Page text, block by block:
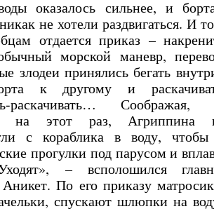
оказалось сильнее, и
не хотели раздвигаться. И
отдается приказ –
морской маневр,
злодеи принялись бегать
к другому и
раскачивать…
на этот раз, Агриппина
с кораблика в воду,
прогулки под парусом и
– всполошился
Аникет. По его приказу
спускают шлюпки на